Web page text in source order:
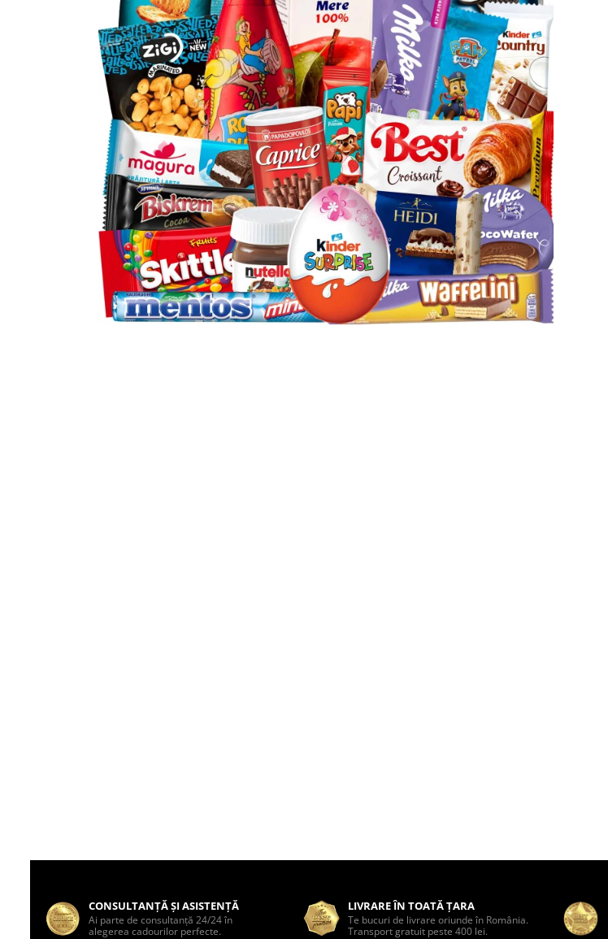
CONSULTANȚĂ ȘI ASISTENȚĂ
Ai parte de consultanță 24/24 în
alegerea cadourilor perfecte.
LIVRARE ÎN TOATĂ ȚARA
Te bucuri de livrare oriunde în România.
Transport gratuit peste 400 lei.